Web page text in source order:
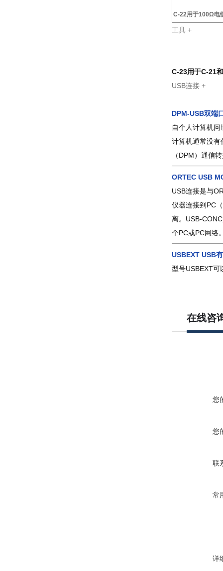
C-22用于100Ω电
工具 +
C-23用于C-21和
USB连接 +
DPM-USB双端
自个人计算机问
计算机通常没有
（DPM）通信
ORTEC USB
USB连接是与
仪器连接到 PC
离。 USB-CONC
个PC或PC网络
USBEXT USB
型号USBEXT可
在线咨
您
您
联
常
详